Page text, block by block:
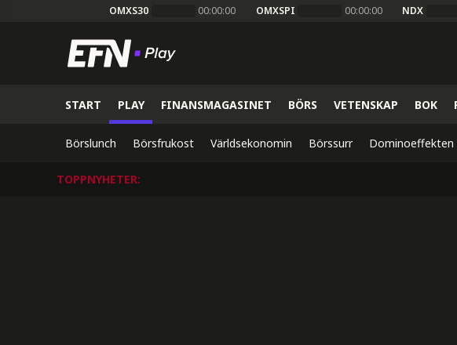
OMXS30 00:00:00 OMXSPI 00:00:00 NDX
START PLAY FINANSMAGASINET BÖRS VETENSKAP BOK
Börslunch Börsfrukost Världsekonomin Börssurr Dominoeffekten
TOPPNYHETER: